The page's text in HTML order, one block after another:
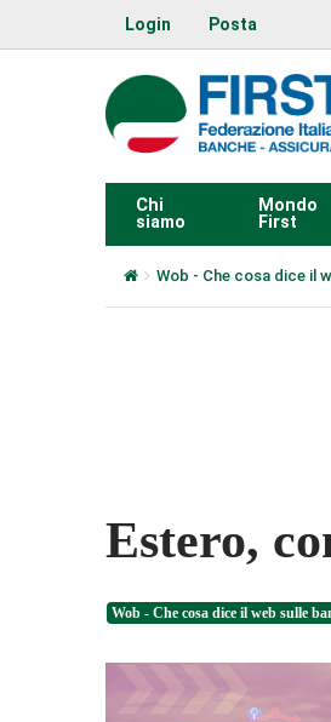
Login Posta
Chi
siamo
Mondo
First
Wob - Che cosa dice il
Estero,
Wob - Che cosa dice il web sulle